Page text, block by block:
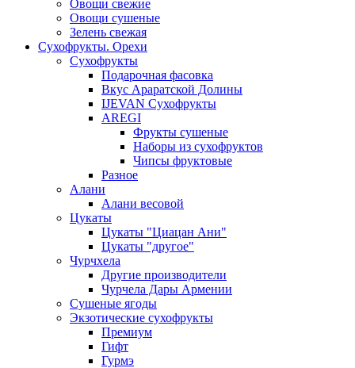
Овощи свежие
Овощи сушеные
Зелень свежая
Сухофрукты. Орехи
Сухофрукты
Подарочная фасовка
Вкус Араратской Долины
IJEVAN Сухофрукты
AREGI
Фрукты сушеные
Наборы из сухофруктов
Чипсы фруктовые
Разное
Алани
Алани весовой
Цукаты
Цукаты "Циацан Ани"
Цукаты "другое"
Чурчхела
Другие производители
Чурчела Дары Армении
Сушеные ягоды
Экзотические сухофрукты
Премиум
Гифт
Гурмэ